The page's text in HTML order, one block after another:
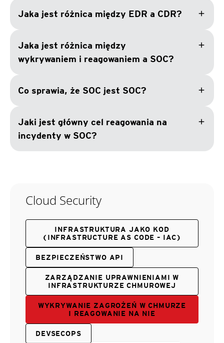
Jaka jest różnica między EDR a CDR? add
Jaka jest różnica między
wykrywaniem i reagowaniem a SOC?
add
Co sprawia, że SOC jest SOC? add
Jaki jest główny cel reagowania na
incydenty w SOC?
add
Cloud Security
INFRASTRUKTURA JAKO KOD
(INFRASTRUCTURE AS CODE – IAC)
BEZPIECZEŃSTWO API
ZARZĄDZANIE UPRAWNIENIAMI W
INFRASTRUKTURZE CHMUROWEJ
WYKRYWANIE ZAGROŻEŃ W CHMURZE
I REAGOWANIE NA NIE
DEVSECOPS